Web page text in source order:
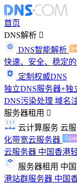
首页
DNS解析
DNS智能解析
快速、安全、稳定
定制权威DNS
独立DNS服务器+独
DNS污染处理 域名
服务器租用
云计算服务 云
化带宽云服务器
云服务器 中国香港
服务器租用 中
港站群服务器 中国